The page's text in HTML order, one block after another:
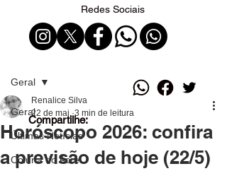
Redes Sociais
Geral
Últimas Notícias
Coluna do Acre
Geral
Horóscopo 2026: confira
a previsão de hoje (22/5)
Renalice Silva
22 de mai. 3 min de leitura
Compartilhe: